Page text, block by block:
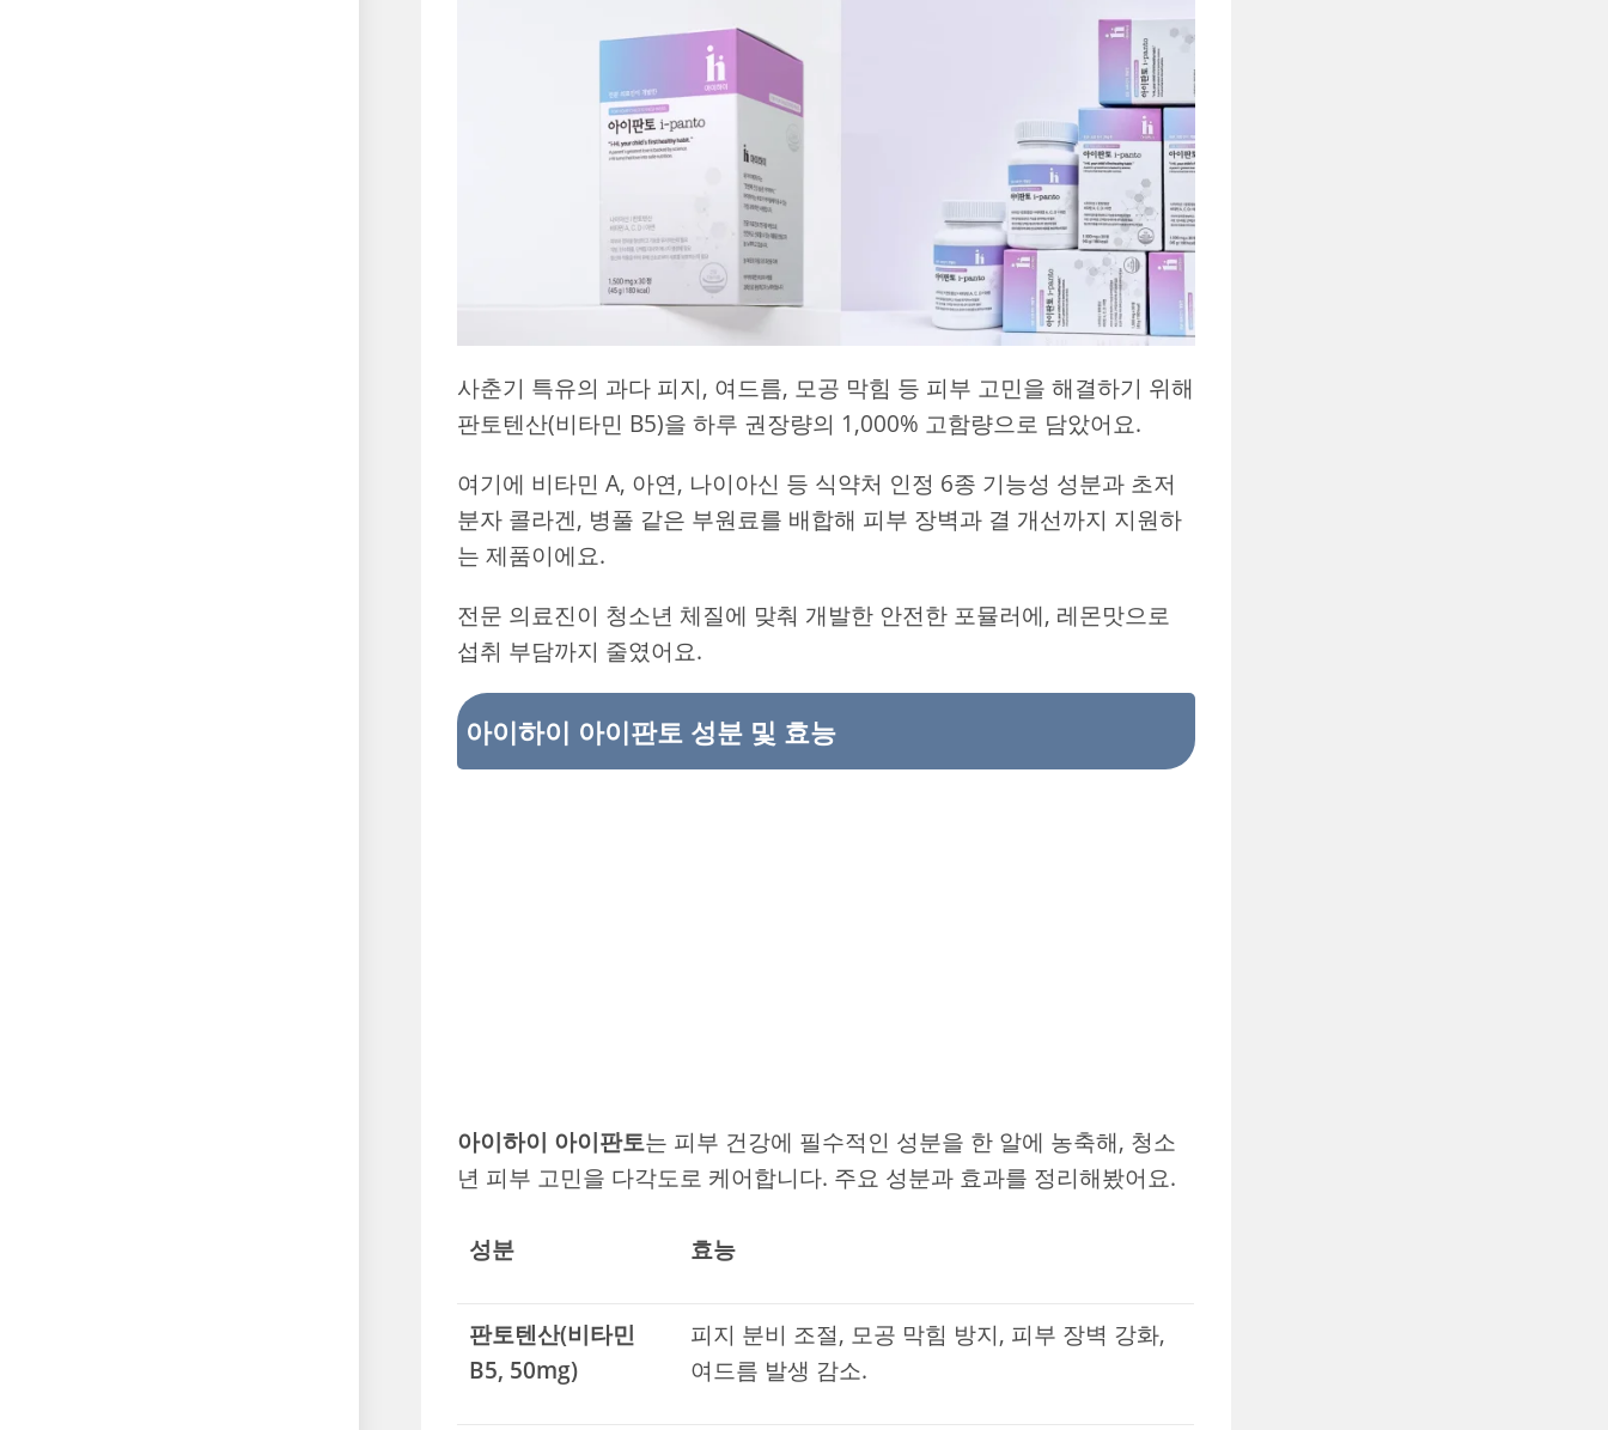
사춘기 특유의 과다 피지, 여드름, 모공 막힘 등 피부 고민을 해결하기 위해
판토텐산(비타민 B5)을 하루 권장량의 1,000% 고함량으로 담았어요.
여기에 비타민 A, 아연, 나이아신 등 식약처 인정 6종 기능성 성분과 초저
분자 콜라겐, 병풀 같은 부원료를 배합해 피부 장벽과 결 개선까지 지원하
는 제품이에요.
전문 의료진이 청소년 체질에 맞춰 개발한 안전한 포뮬러에, 레몬맛으로
섭취 부담까지 줄였어요.
아이하이 아이판토 성분 및 효능
아이하이 아이판토는 피부 건강에 필수적인 성분을 한 알에 농축해, 청소
년 피부 고민을 다각도로 케어합니다. 주요 성분과 효과를 정리해봤어요.
성분 효능
판토텐산(비타민
B5, 50mg)
피지 분비 조절, 모공 막힘 방지, 피부 장벽 강화,
여드름 발생 감소.